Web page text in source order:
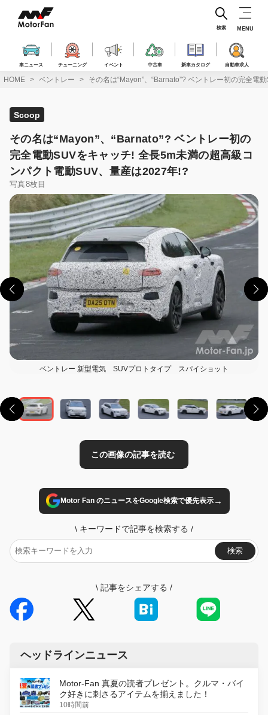
ス
車ニュース チューニング イベント 中古車 新車カタログ 自動車求人
検索 MENU
HOME ベントレー その名は“Mayon”、“Barnato”? ベントレー初の完全
Scoop
その名は“Mayon”、“Barnato”? ベントレー初の
完全電動SUVをキャッチ! 全長5m未満の超高級コ
ンパクト電動SUV、量産は2027年!?
写真8枚目
ベントレー 新型電気 SUVプロトタイプ スパイショット
Motor Fan のニュースをGoogle検索で優先表示→
\ キーワードで記事を検索する /
検索
\ 記事をシェアする /
ヘッドラインニュース
Motor-Fan 真夏の読者プレゼント。クルマ・バイ
ク好きに刺さるアイテムを揃えました！
10時間前